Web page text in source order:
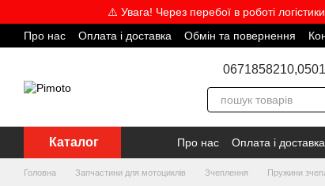
Перейти до основного контенту⚠️ Увага! Через перебої в роботі
Про нас
Оплата і доставка Обмін та повернення
Відгуки про магазин
Угода користувача Блог
0671858210,
Каталог Про нас Оплата і доставка
Головна Запчастини для мотоциклів Зчеплення Пружини